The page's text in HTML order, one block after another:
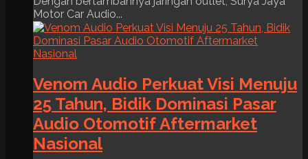
Motor Car Audio...
Venom Audio Perkuat Visi Menuju
25 Tahun, Bidik Dominasi Pasar
Audio Otomotif Aftermarket
Nasional